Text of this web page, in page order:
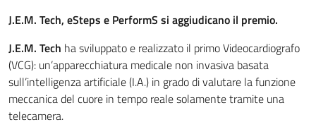
J.E.M. Tech, eSteps e PerformS si aggiudicano il premio.
J.E.M. Tech ha sviluppato e realizzato il primo Videocardiografo
(VCG): un’apparecchiatura medicale non invasiva basata
sull’intelligenza artificiale (I.A.) in grado di valutare la funzione
meccanica del cuore in tempo reale solamente tramite una
telecamera.